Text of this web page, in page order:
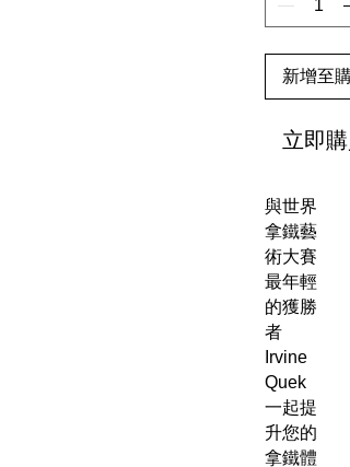
新增至購
立即購
與世界
拿鐵藝
術大賽
最年輕
的獲勝
者
Irvine
Quek
一起提
升您的
拿鐵體